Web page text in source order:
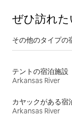
ぜひ訪⁠れ⁠
その他のタ⁠イ⁠プ⁠の
テントの宿泊施設
Arkansas River
カヤックがある宿
Arkansas River